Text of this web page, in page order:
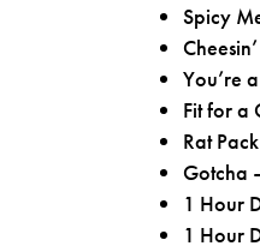
Spicy
You’re
Fit for a
Rat
Gotcha
1 Hour
1 Hour